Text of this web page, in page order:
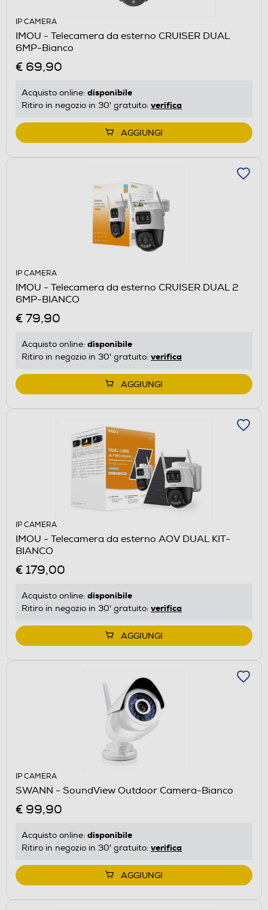
IP CAMERA
IMOU - Telecamera da esterno CRUISER DUAL
6MP-Bianco
€ 69,90
Acquisto online: disponibile
Ritiro in negozio in 30' gratuito: verifica
AGGIUNGI
IP CAMERA
IMOU - Telecamera da esterno CRUISER DUAL 2
6MP-BIANCO
€ 79,90
Acquisto online: disponibile
Ritiro in negozio in 30' gratuito: verifica
AGGIUNGI
IP CAMERA
IMOU - Telecamera da esterno AOV DUAL KIT-
BIANCO
€ 179,00
Acquisto online: disponibile
Ritiro in negozio in 30' gratuito: verifica
AGGIUNGI
IP CAMERA
SWANN - SoundView Outdoor Camera-Bianco
€ 99,90
Acquisto online: disponibile
Ritiro in negozio in 30' gratuito: verifica
AGGIUNGI